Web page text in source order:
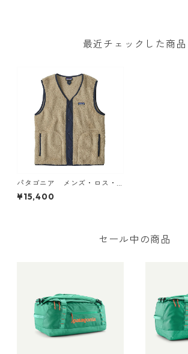
最近チェックした商品
パタゴニア メンズ・ロス・
ガトス・ベスト カラー El Ca
p Khaki 日本正規品
¥15,400
セール中の商品